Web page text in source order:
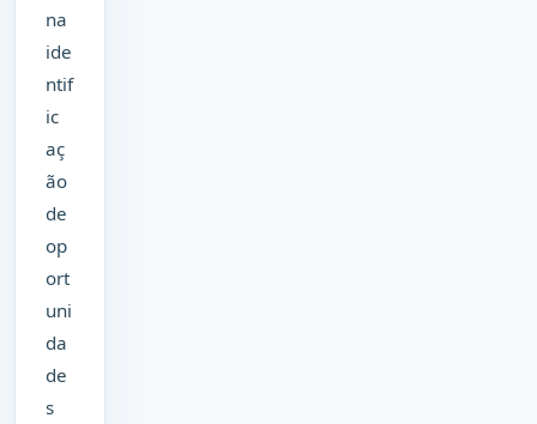
na
ide
ntif
ic
aç
ão
de
op
ort
uni
da
de
s